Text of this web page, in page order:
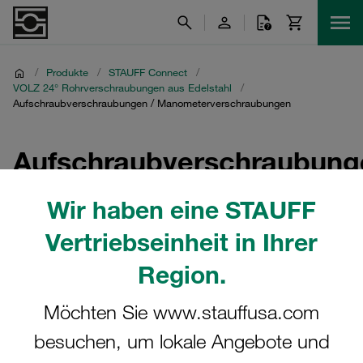
Wir haben eine STAUFF
Vertriebseinheit in Ihrer
Region.
Möchten Sie www.stauffusa.com
besuchen, um lokale Angebote und
/ Produkte / STAUFF Connect
/
VOLZ 24° Rohrverschraubungen aus Edelstahl
/
Aufschraubverschraubungen / Manometerverschraubungen
Gerade Aufschraubverschraubungen,
Manometerverschraubungen,
Manometerverschraubungen mit Rohransatz / Schaft und
Manometerverschraubungen mit 24°-Dichtkegel / O-Ring
(DKO) in diversen Größen und Ausführungen in der Extra-